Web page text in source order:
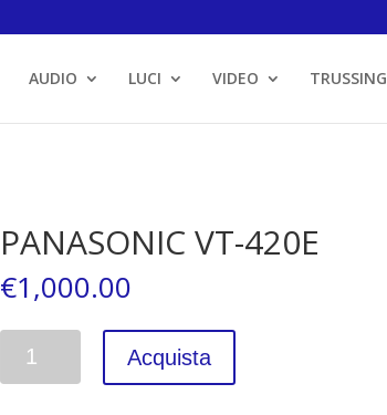
AUDIO LUCI VIDEO TRUSSING
PANASONIC VT-420E
€1,000.00
Acquista